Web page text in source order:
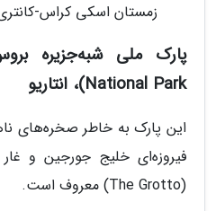
زمستان اسکی کراس-
National Park)، انتاریو
این پارک به خاطر صخره‌های
فیروزه‌ای خلیج جورجین و
(The Grotto) معروف است.